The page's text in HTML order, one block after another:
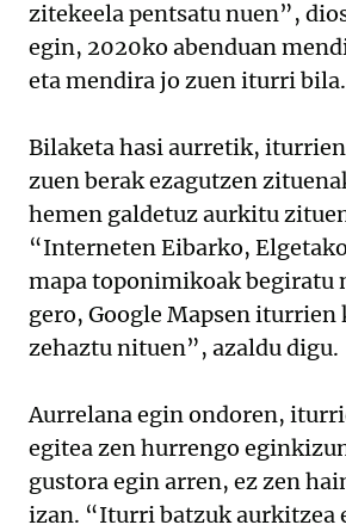
zitekeela pentsatu nuen”,
egin, 2020ko abenduan
eta mendira jo zuen iturri bila.
Bilaketa hasi aurretik,
zuen berak ezagutzen
hemen galdetuz aurkitu
“Interneten Eibarko,
mapa toponimikoak begiratu
gero, Google Mapsen iturrien
zehaztu nituen”, azaldu digu.
Aurrelana egin ondoren,
egitea zen hurrengo
gustora egin arren, ez zen
izan. “Iturri batzuk aurkitzea